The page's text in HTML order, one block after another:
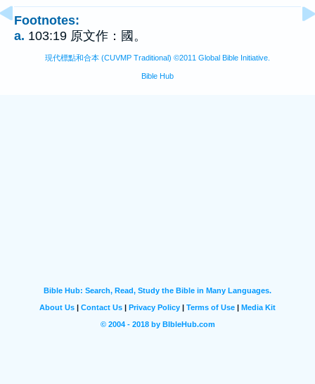
Footnotes:
a. 103:19 原文作：國。
現代標點和合本 (CUVMP Traditional) ©2011 Global Bible Initiative.
Bible Hub